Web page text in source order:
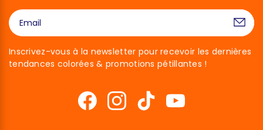
Inscrivez-vous à la newsletter pour recevoir les dernières
tendances colorées & promotions pétillantes !